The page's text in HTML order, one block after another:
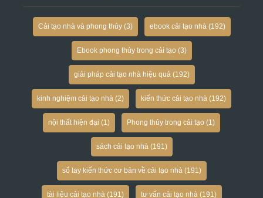
Cải tạo nhà và phong thủy(3) ebook cải tạo nhà(192)
Ebook phong thủy trong cải tạo (3)
giải pháp cải tạo nhà hiệu quả(192)
kinh nghiệm cải tạo nhà (2) kiến thức cải tạo nhà (192)
nội thất hiện đại (1) Phong thủy trong cải tạo (1)
sách cải tạo nhà(191)
sổ tay kiến thức cơ bản về cải tạo nhà(191)
tài liệu cải tạo nhà(191) tư vấn cải tạo nhà(191)